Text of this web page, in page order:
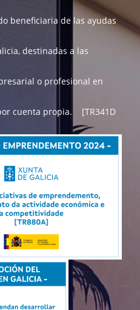
beneficiaria de las ayudas
destinadas a las
o profesional en
cuenta propia. [TR341D